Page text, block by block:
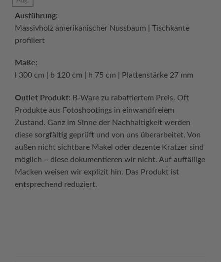
Ausführung:
Massivholz amerikanischer Nussbaum | Tischkante
profiliert
Maße:
l 300 cm | b 120 cm | h 75 cm | Plattenstärke 27 mm
Outlet Produkt: B-Ware zu rabattiertem Preis. Oft
Produkte aus Fotoshootings in einwandfreiem
Zustand. Ganz im Sinne der Nachhaltigkeit werden
diese sorgfältig geprüft und von uns überarbeitet. Von
außen nicht sichtbare Makel oder dezente Kratzer sind
möglich – diese dokumentieren wir nicht. Auf auffällige
Macken weisen wir explizit hin. Das Produkt ist
entsprechend reduziert.